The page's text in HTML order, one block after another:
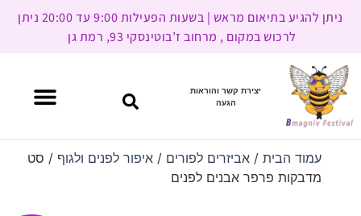
ניתן להגיע בתיאום מראש | בשעות הפעילות 9:00 עד 20:00 ניתן
לרכוש במקום , מרחוב ז’בוטינסקי 93, רמת גן
יצירת קשר והוראות
הגעה
עמוד הבית/ אביזרים לפורים / איפור לפנים ולגוף / סט
מדבקות פרפר אבנים לפנים